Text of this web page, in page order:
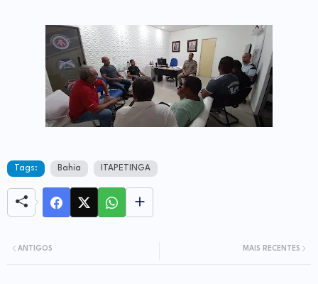
Tags: Bahia ITAPETINGA
MAIS RECENTES
ANTIGOS